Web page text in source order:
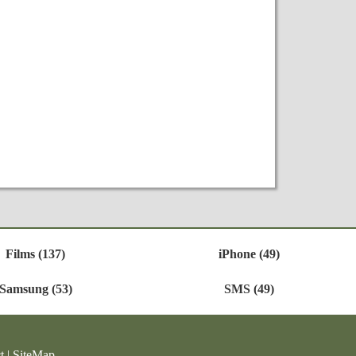
Films (137) iPhone (49)
Samsung (53) SMS (49)